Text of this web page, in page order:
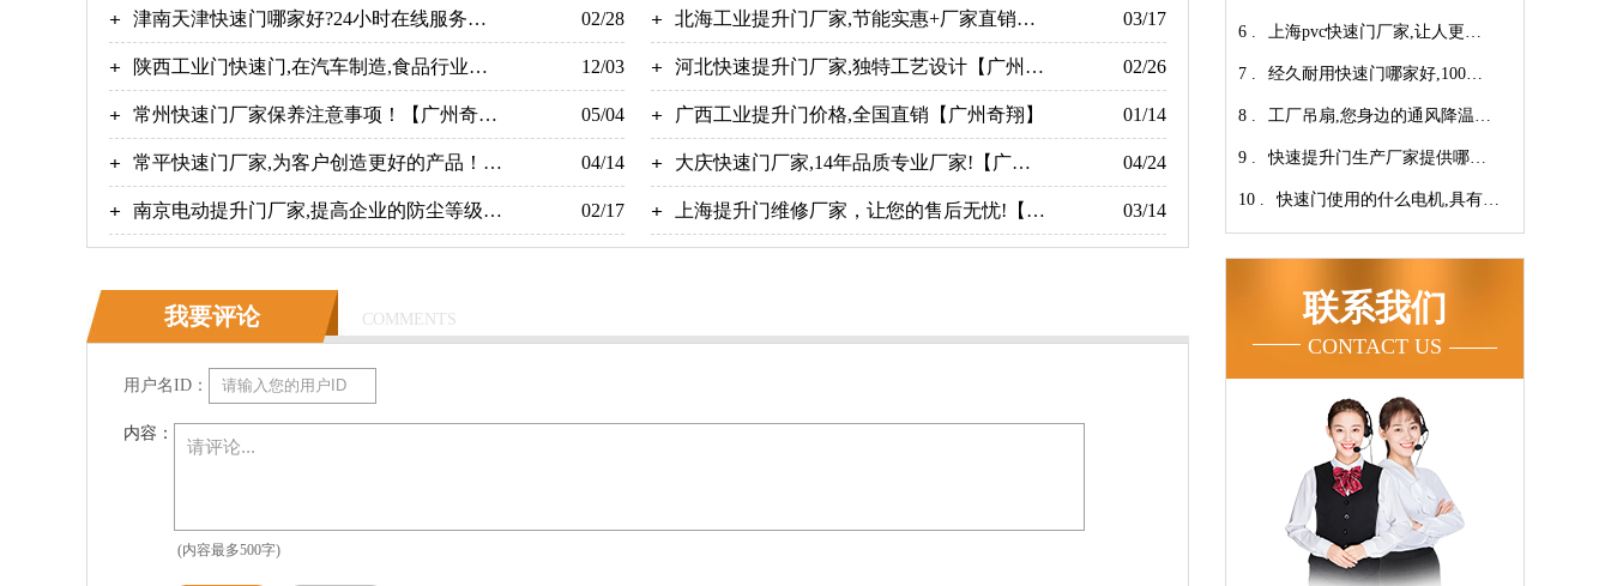
津南天津快速门哪家好?24小时在线服务
【广州奇翔】
02/28 北海工业提升门厂家,节能实惠+厂家直销！
【广州奇翔】
03/17
陕西工业门快速门,在汽车制造,食品行业广
泛应用-广州奇翔
12/03 河北快速提升门厂家,独特工艺设计【广州奇
翔】
02/26
常州快速门厂家保养注意事项！【广州奇
翔】
05/04 广西工业提升门价格,全国直销【广州奇翔】 01/14
常平快速门厂家,为客户创造更好的产品！
【广州奇翔】
04/14 大庆快速门厂家,14年品质专业厂家!【广州
奇翔】
04/24
南京电动提升门厂家,提高企业的防尘等级 02/17 上海提升门维修厂家，让您的售后无忧!【广 03/14
我要评论 COMMENTS
用户名ID：
内容：
(内容最多500字)
间商差价放心选购【广州奇
翔】
6 . 上海pvc快速门厂家,让人更安
心-广州奇翔
7 . 经久耐用快速门哪家好,100万
次连续开启设计【广州奇翔】
8 . 工厂吊扇,您身边的通风降温专
家！【广州奇翔】
9 . 快速提升门生产厂家提供哪些
服务呢-广州奇翔
10 . 快速门使用的什么电机,具有快
联系我们
CONTACT US